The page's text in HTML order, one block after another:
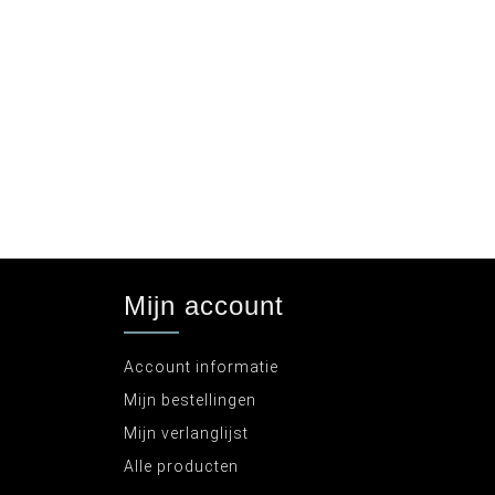
Mijn account
Account informatie
Mijn bestellingen
Mijn verlanglijst
Alle producten